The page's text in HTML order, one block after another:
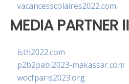
vacancesscolaires2022.com
MEDIA PARTNER II
isth2022.com
p2b2pabi2023-makassar.com
wocfparis2023.org